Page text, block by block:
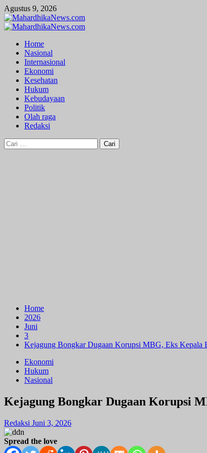
Skip
to
content
Agustus 9, 2026
Primary
Home
Nasional
Internasional
Ekonomi
Kesehatan
Hukum
Kebudayaan
Politik
Olah raga
Redaksi
Cari
untuk:
Home
2026
Juni
3
Kejagung Bongkar Dugaan Korupsi MBG, Eks Kepala
Ekonomi
Hukum
Nasional
Kejagung Bongkar Dugaan Korupsi
Redaksi Juni 3, 2026
Spread the love